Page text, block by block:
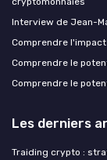
Interview de Jean-
Comprendre
Comprendre le
Comprendre le
Les derniers
Traiding crypto :